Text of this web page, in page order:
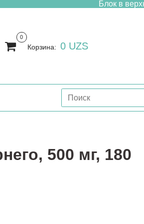
Блок в
0
Корзина: 0 UZS
500 мг, 180